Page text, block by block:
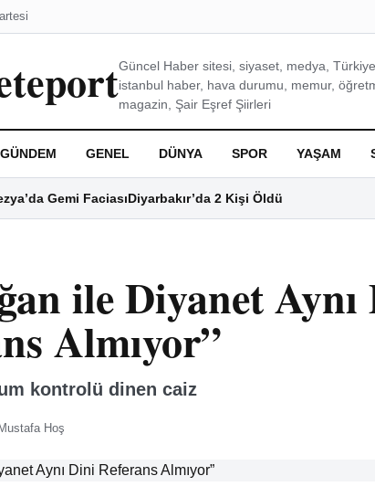
Güncel Haber sitesi, siyaset, medya,
istanbul haber, hava durumu, memur,
magazin, Şair Eşref Şiirleri
GÜNDEM GENEL DÜNYA SPOR YAŞAM
Gemi FaciasıDiyarbakır’da 2 Kişi Öldü
ile Diyanet
Almıyor”
kontrolü dinen caiz
Mustafa Hoş